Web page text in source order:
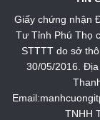
Giấy chứng nhận
Tư Tỉnh Phú Thọ
STTTT do sở
30/05/2016.
TNHH